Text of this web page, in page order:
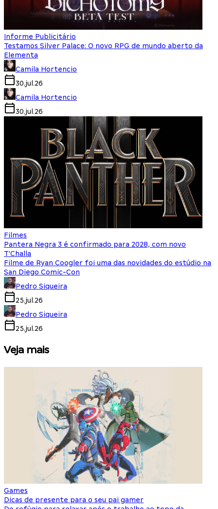
Informe Publicitário
Testamos Silver Palace: O novo RPG de mundo aberto da
Elementa
Camila Hortencio
30.jul.26
Camila Hortencio
30.jul.26
Filmes
Pantera Negra 3 é confirmado para 2028, com novo
T'Challa
Filme de Ryan Coogler foi uma das novidades do estúdio na
San Diego Comic-Con
Pedro Siqueira
25.jul.26
Pedro Siqueira
25.jul.26
Veja mais
Games
Dicas de presente para o seu pai gamer